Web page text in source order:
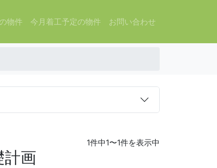
物件 今月着工予定の物件 お問い合わせ
1件中1〜1件を表示中
画